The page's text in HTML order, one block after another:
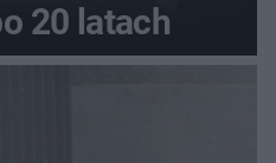
20 latach